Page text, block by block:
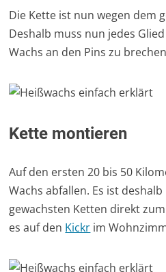
Die Kette ist nun wegen dem
Deshalb muss nun jedes
Wachs an den Pins zu
Kette montieren
Auf den ersten 20 bis 50
Wachs abfallen. Es ist
gewachsten Ketten direkt
es auf den Kickr im